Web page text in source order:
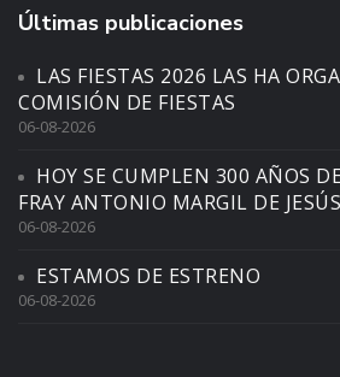
Últimas publicaciones
LAS FIESTAS 2026 LAS HA
COMISIÓN DE FIESTAS
06-08-2026
HOY SE CUMPLEN 300 AÑOS
FRAY ANTONIO MARGIL DE JESÚS
06-08-2026
ESTAMOS DE ESTRENO
06-08-2026